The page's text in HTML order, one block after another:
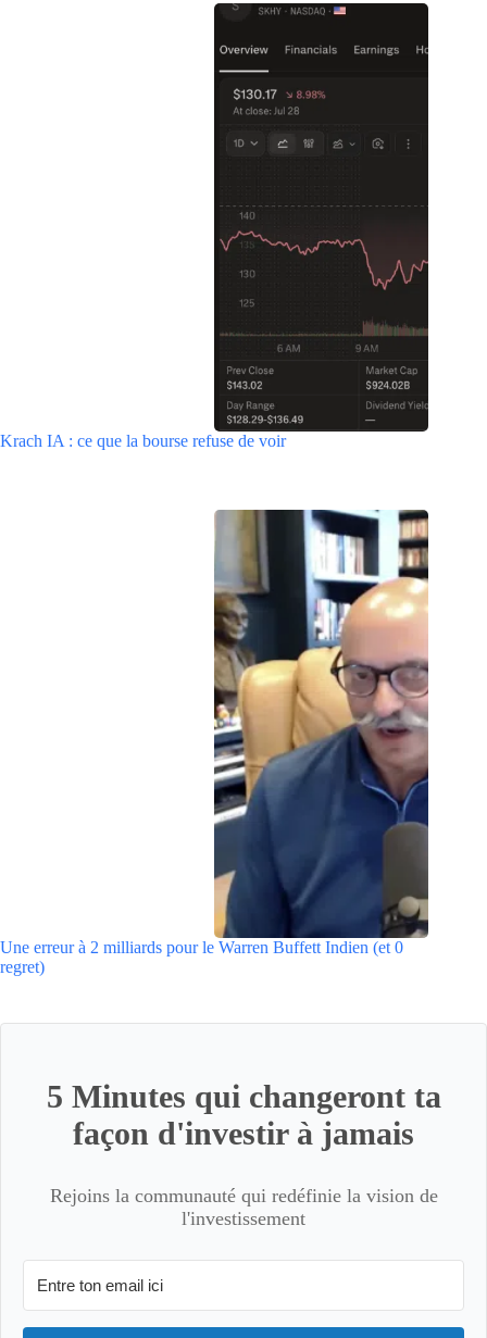
Krach IA : ce que la bourse refuse de voir
Une erreur à 2 milliards pour le Warren Buffett Indien (et 0
regret)
5 Minutes qui changeront ta
façon d'investir à jamais
Rejoins la communauté qui redéfinie la vision de
l'investissement